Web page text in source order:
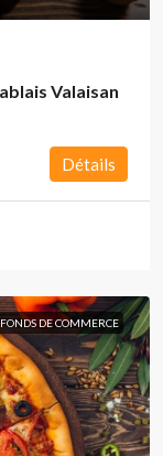
Valaisan
Détails
FONDS DE COMMERCE